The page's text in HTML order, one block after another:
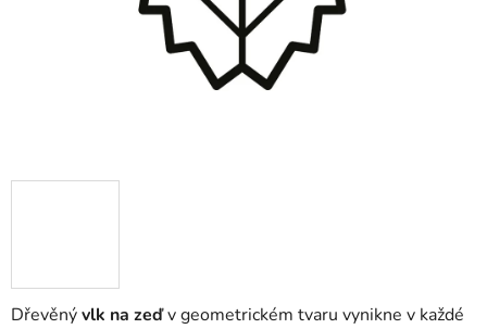
Dřevěnývlk na zeďv geometrickém tvaru vynikne v každé